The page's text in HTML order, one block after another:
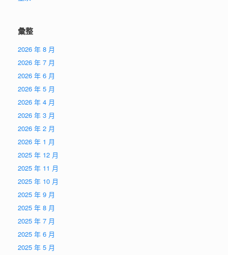
彙整
2026 年 8 月
2026 年 7 月
2026 年 6 月
2026 年 5 月
2026 年 4 月
2026 年 3 月
2026 年 2 月
2026 年 1 月
2025 年 12 月
2025 年 11 月
2025 年 10 月
2025 年 9 月
2025 年 8 月
2025 年 7 月
2025 年 6 月
2025 年 5 月